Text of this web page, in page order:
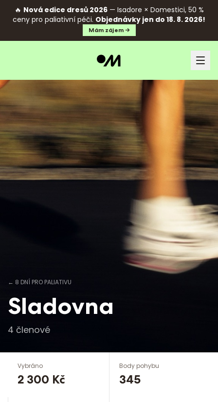
🔥 Nová edice dresů 2026— Isadore × Domestici, 50 %
ceny pro paliativní péči. Objednávky jen do 18. 8. 2026!
Mám zájem →
← 8 DNÍ PRO PALIATIVU
Sladovna
4 členové
Vybráno
2 300 Kč
Body pohybu
345